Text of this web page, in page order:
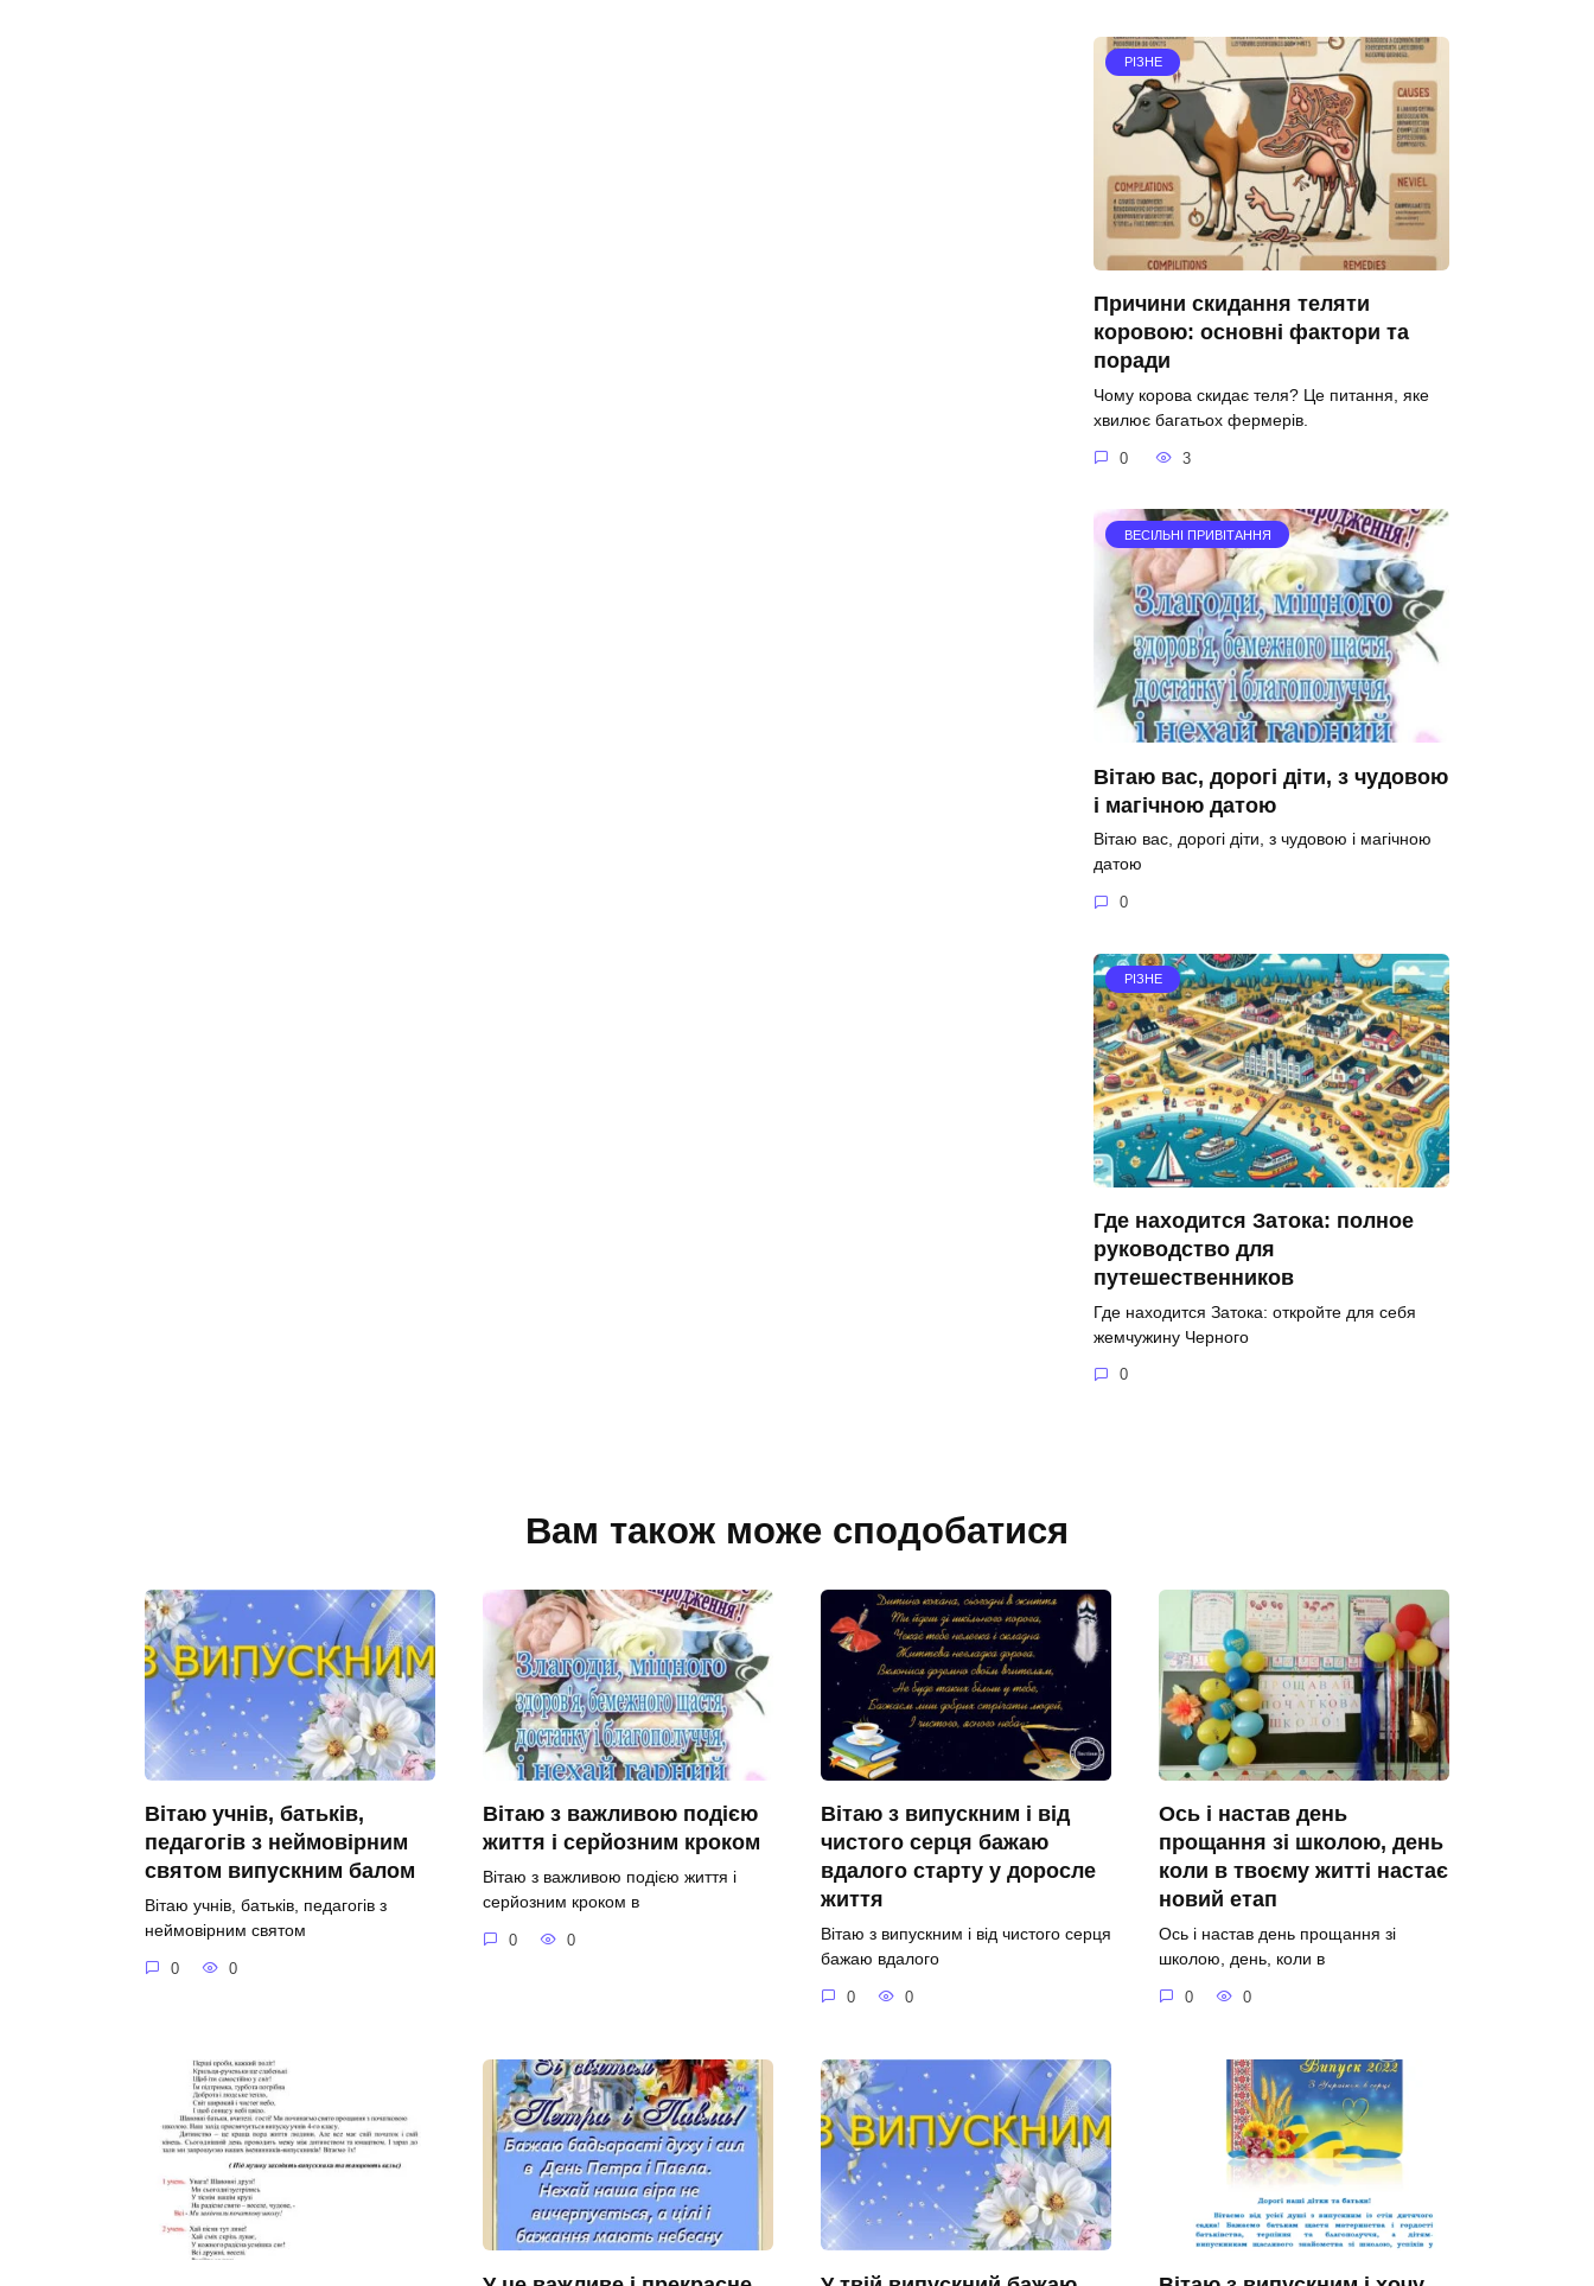
РІЗНЕ
Причини скидання теляти
коровою: основні фактори та
поради
Чому корова скидає теля? Це питання, яке
хвилює багатьох фермерів.
0 3
ВЕСІЛЬНІ ПРИВІТАННЯ
Вітаю вас, дорогі діти, з чудовою
і магічною датою
Вітаю вас, дорогі діти, з чудовою і магічною
датою
0
РІЗНЕ
Где находится Затока: полное
руководство для
путешественников
Где находится Затока: откройте для себя
жемчужину Черного
0
Вам також може сподобатися
Вітаю учнів, батьків,
педагогів з неймовірним
святом випускним балом
Вітаю учнів, батьків, педагогів з
неймовірним святом
0 0
Вітаю з важливою подією
життя і серйозним кроком
Вітаю з важливою подією життя і
серйозним кроком в
0 0
Вітаю з випускним і від
чистого серця бажаю
вдалого старту у доросле
життя
Вітаю з випускним і від чистого серця
бажаю вдалого
0 0
Ось і настав день
прощання зі школою, день
коли в твоєму житті настає
новий етап
Ось і настав день прощання зі
школою, день, коли в
0 0